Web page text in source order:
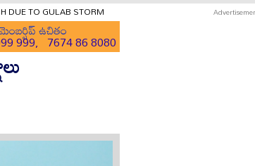
DUE TO GULAB STORM
ఉచితం
999, 7674 86 8080